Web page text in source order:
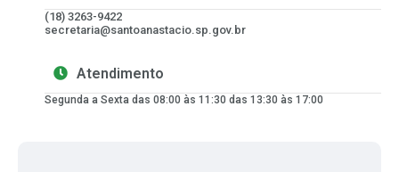
(18) 3263-9422
secretaria@santoanastacio.sp.gov.br
Atendimento
Segunda a Sexta das 08:00 às 11:30 das 13:30 às 17:00